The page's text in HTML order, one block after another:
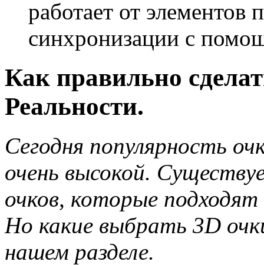
работает от элементов
синхронизации с
Как правильно
Реальности.
Сегодня популярность
очень высокой.
очков, которые подходят
Но какие выбрать 3D
нашем разделе.